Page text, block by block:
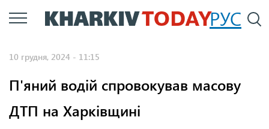
Перейти
до
РУС
10 грудня, 2024 - 11:15
П'яний водій спровокував масову
ДТП на Харківщині